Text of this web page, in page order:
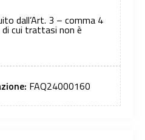
dall’Art. 3 – comma 4
di cui trattasi non è
FAQ24000160